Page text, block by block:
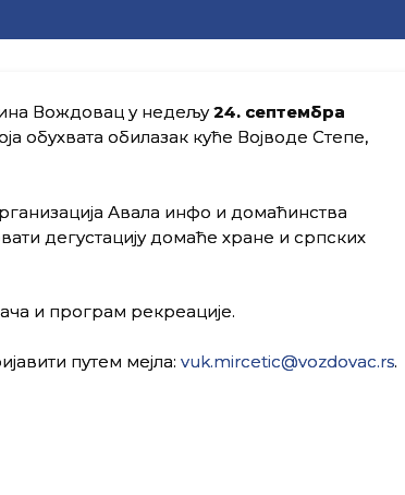
Вождовац у недељу24. септембра
обухвата обилазак куће Војводе Степе,
Авала инфо и домаћинства
дегустацију домаће хране и српских
и програм рекреације.
путем мејла: vuk.mircetic@vozdovac.rs.